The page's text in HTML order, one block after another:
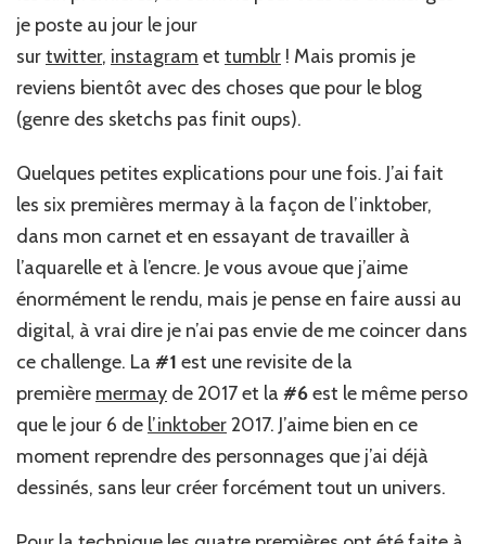
je poste au jour le jour
surtwitter, instagram et tumblr ! Mais promis je
reviens bientôt avec des choses que pour le blog
(genre des sketchs pas finit oups).
Quelques petites explications pour une fois. J’ai fait
les six premières mermay à la façon de l’inktober,
dans mon carnet et en essayant de travailler à
l’aquarelle et à l’encre. Je vous avoue que j’aime
énormément le rendu, mais je pense en faire aussi au
digital, à vrai dire je n’ai pas envie de me coincer dans
ce challenge. La #1 est une revisite de la
première mermay de 2017 et la #6est le même perso
que le jour 6 de l’inktober2017. J’aime bien en ce
moment reprendre des personnages que j’ai déjà
dessinés, sans leur créer forcément tout un univers.